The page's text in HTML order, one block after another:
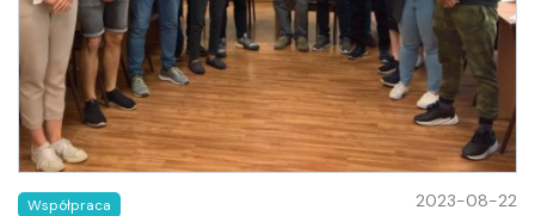
Współpraca 2023-08-22